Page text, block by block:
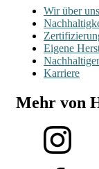
Wir über uns
Eigene
Karriere
Mehr von